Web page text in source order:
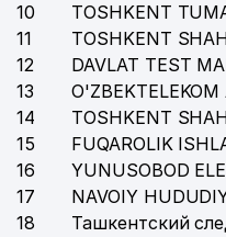
10
TOSHKENT
11
TOSHKENT
12
DAVLAT TEST
13
O'ZBEKTELEKOM
14
TOSHKENT
15
FUQAROLIK
16
YUNUSOBOD
17
NAVOIY
18
Ташкентский